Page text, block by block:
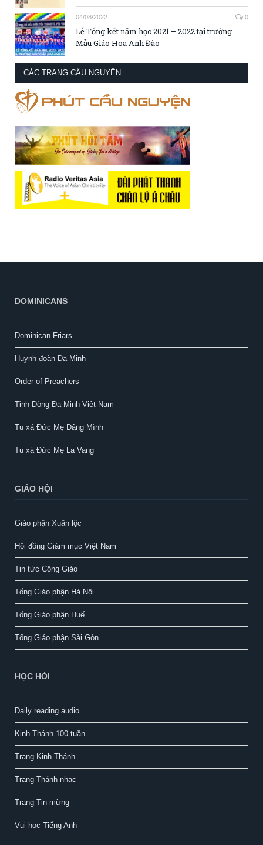
04/08/2022 0
Lễ Tổng kết năm học 2021 – 2022 tại trường
Mẫu Giáo Hoa Anh Đào
CÁC TRANG CẦU NGUYỆN
DOMINICANS
Dominican Friars
Huynh đoàn Đa Minh
Order of Preachers
Tỉnh Dòng Đa Minh Việt Nam
Tu xá Đức Mẹ Dâng Mình
Tu xá Đức Mẹ La Vang
GIÁO HỘI
Giáo phận Xuân lộc
Hội đồng Giám mục Việt Nam
Tin tức Công Giáo
Tổng Giáo phận Hà Nội
Tổng Giáo phận Huế
Tổng Giáo phận Sài Gòn
HỌC HỎI
Daily reading audio
Kinh Thánh 100 tuần
Trang Kinh Thánh
Trang Thánh nhạc
Trang Tin mừng
Vui học Tiếng Anh